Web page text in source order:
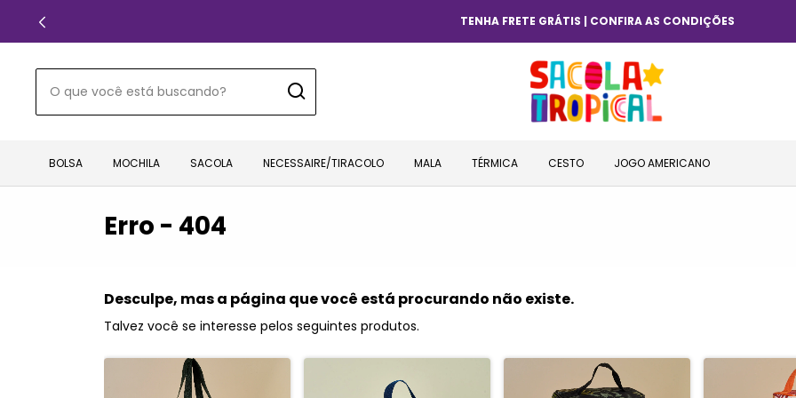
TENHA FRETE GRÁTIS | CONFIRA AS CONDIÇÕES
BOLSA MOCHILA SACOLA NECESSAIRE/TIRACOLO MALA TÉRMICA CESTO JOGO AMERICANO
Erro - 404
Desculpe, mas a página que você está procurando não existe.
Talvez você se interesse pelos seguintes produtos.